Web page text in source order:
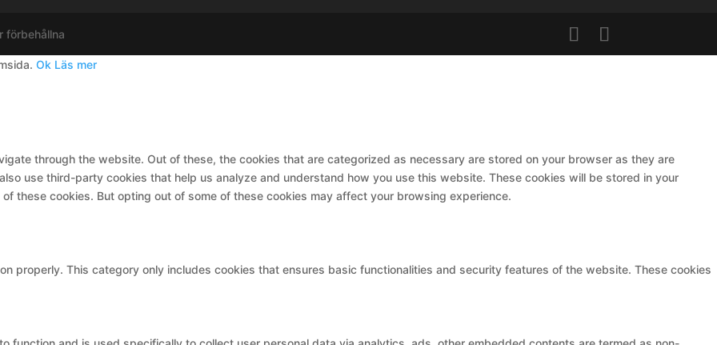
Ok Läs mer
through the website. Out of these, the cookies that are categorized as necessary are stored on your browser as they are
use third-party cookies that help us analyze and understand how you use this website. These cookies will be stored in your
these cookies. But opting out of some of these cookies may affect your browsing experience.
properly. This category only includes cookies that ensures basic functionalities and security features of the website. These cookies